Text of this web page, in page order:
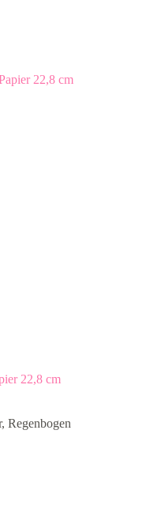
22,8 cm
, Regenbogen